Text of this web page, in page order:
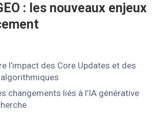
: les nouveaux enjeux
l’impact des Core Updates et des
changements liés à l’IA générative